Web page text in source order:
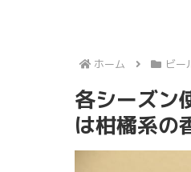
ホーム ビー
各シーズン
は柑橘系の